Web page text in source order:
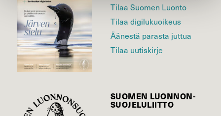
Tilaa Suomen Luonto
Tilaa digilukuoikeus
Äänestä parasta juttua
Tilaa uutiskirje
SUOMEN LUONNON­
SUOJELU­LIITTO